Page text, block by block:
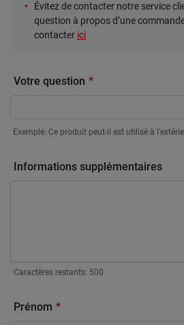
Évitez de contacter notre service
question à propos d’une
contacter ici
Votre question
Exemple: Ce produit peut-il est utilisé à
Informations supplémentaires
Caractères restants: 500
Prénom